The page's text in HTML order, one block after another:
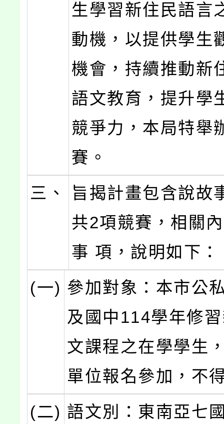
生學習新住民語言
動機，以提供學生
機會，持續推動新
語文教育，提升學
競爭力，本局特舉
賽。
三、
旨揭計畫包含說故
共2項競賽，相關
事 項，說明如下：
(一) 參加對象：本市公
及國中114學年修
文課程之在學學生
單位報名參加，不
(二) 語文別：東南亞七